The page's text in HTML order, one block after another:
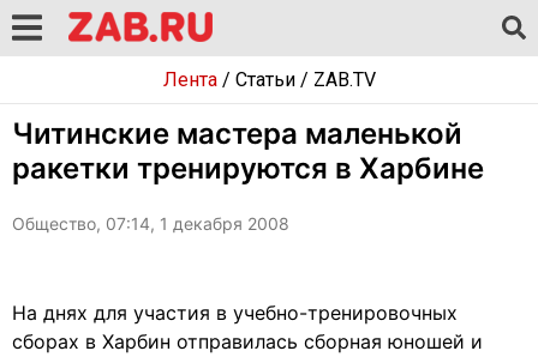
Лента/ Статьи/ ZAB.TV
Читинские мастера маленькой
ракетки тренируются в Харбине
Общество, 07:14, 1 декабря 2008
На днях для участия в учебно-тренировочных
сборах в Харбин отправилась сборная юношей и